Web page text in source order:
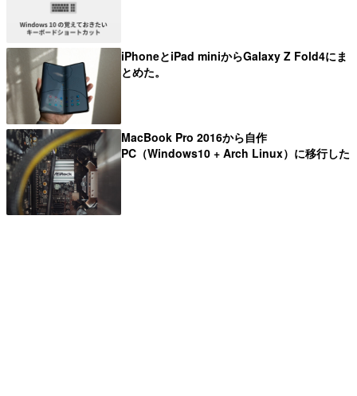
iPhoneとiPad miniからGalaxy Z Fold4にま
とめた。
MacBook Pro 2016から自作
PC（Windows10 + Arch Linux）に移行した